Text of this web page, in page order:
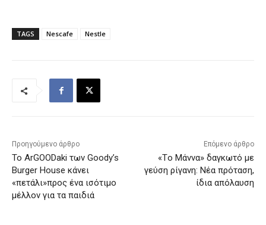
TAGS Nescafe Nestle
Προηγούμενο άρθρο
Το ArGOODaki των Goody’s
Burger House κάνει
«πετάλι»προς ένα ισότιμο
μέλλον για τα παιδιά
Επόμενο άρθρο
«Tο Μάννα» δαγκωτό με
γεύση ρίγανη: Νέα πρόταση,
ίδια απόλαυση